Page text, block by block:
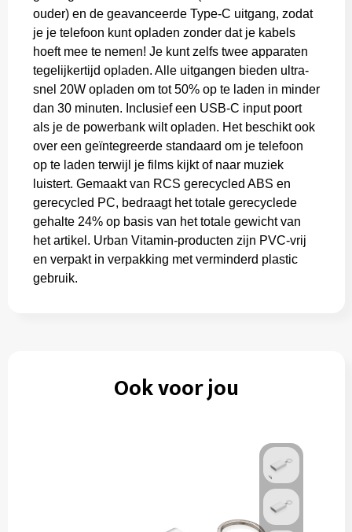
ouder) en de geavanceerde Type-C uitgang, zodat
je je telefoon kunt opladen zonder dat je kabels
hoeft mee te nemen! Je kunt zelfs twee apparaten
tegelijkertijd opladen. Alle uitgangen bieden ultra-
snel 20W opladen om tot 50% op te laden in minder
dan 30 minuten. Inclusief een USB-C input poort
als je de powerbank wilt opladen. Het beschikt ook
over een geïntegreerde standaard om je telefoon
op te laden terwijl je films kijkt of naar muziek
luistert. Gemaakt van RCS gerecycled ABS en
gerecycled PC, bedraagt het totale gerecyclede
gehalte 24% op basis van het totale gewicht van
het artikel. Urban Vitamin-producten zijn PVC-vrij
en verpakt in verpakking met verminderd plastic
gebruik.
Ook voor jou